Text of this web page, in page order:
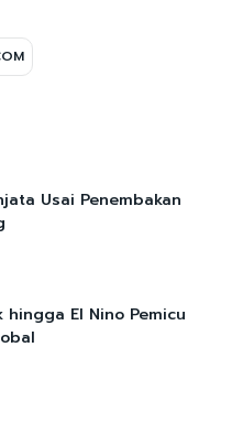
Usai Penembakan
hingga El Nino Pemicu